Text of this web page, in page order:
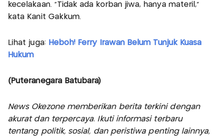
kecelakaan. "Tidak ada korban jiwa, hanya materil,"
kata Kanit Gakkum.
Lihat juga: Heboh! Ferry Irawan Belum Tunjuk Kuasa
Hukum
(Puteranegara Batubara)
News Okezone memberikan berita terkini dengan
akurat dan terpercaya. Ikuti informasi terbaru
tentang politik, sosial, dan peristiwa penting lainnya,